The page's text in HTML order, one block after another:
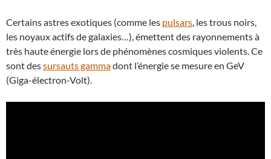
Certains astres exotiques (comme les pulsars, les trous noirs,
les noyaux actifs de galaxies…), émettent des rayonnements à
très haute énergie lors de phénomènes cosmiques violents. Ce
sont dessursauts gammadont l’énergie se mesure en GeV
(Giga-électron-Volt).